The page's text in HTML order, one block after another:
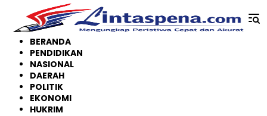
konten
BERANDA
PENDIDIKAN
NASIONAL
DAERAH
POLITIK
EKONOMI
HUKRIM